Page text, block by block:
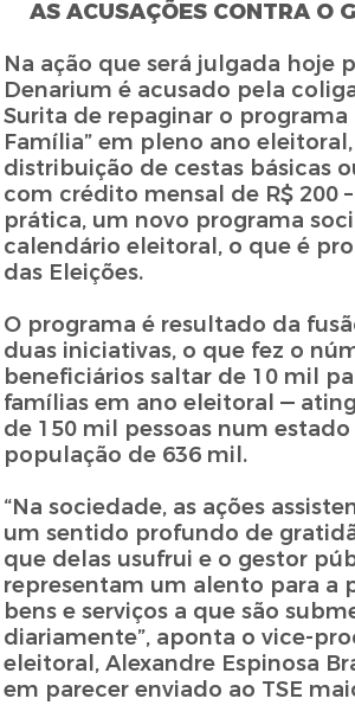
AS ACUSAÇÕES CONTRA O
Na ação que será julgada hoje
Denarium é acusado pela
Surita de repaginar o programa
Família” em pleno ano
distribuição de cestas básicas
com crédito mensal de R$ 200
prática, um novo programa
calendário eleitoral, o que é
das Eleições.
O programa é resultado da
duas iniciativas, o que fez o
beneficiários saltar de 10 mil
famílias em ano eleitoral —
de 150 mil pessoas num
população de 636 mil.
“Na sociedade, as ações
um sentido profundo de
que delas usufrui e o gestor
representam um alento para a
bens e serviços a que são
diariamente”, aponta o vice-
eleitoral, Alexandre Espinosa
em parecer enviado ao TSE